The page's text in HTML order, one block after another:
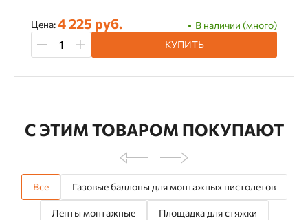
Цена:4 225 руб.
В наличии (много)
КУПИТЬ
С ЭТИМ ТОВАРОМ ПОКУПАЮТ
Все Газовые баллоны для монтажных пистолетов
Ленты монтажные Площадка для стяжки